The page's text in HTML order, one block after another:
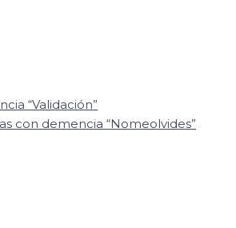
“Validación”
con demencia “Nomeolvides”